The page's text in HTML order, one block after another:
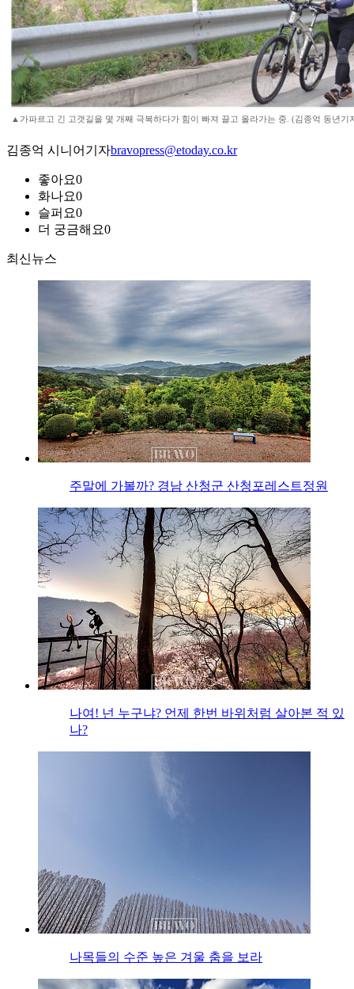
▲가파르고 긴 고갯길을 몇 개째 극복하다가 힘이 빠져 끌고 올라가는 중. (김종억 동년기
김종억 시니어기자bravopress@etoday.co.kr
좋아요0
화나요0
슬퍼요0
더 궁금해요0
최신뉴스
주말에 가볼까? 경남 산청군 산청포레스트정원
나여! 넌 누구냐? 언제 한번 바위처럼 살아본 적 있
나?
나목들의 수준 높은 겨울 춤을 보라